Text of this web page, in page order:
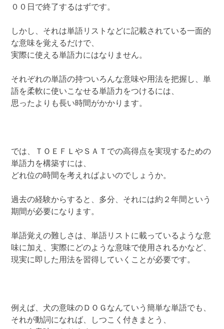
００日で終了するはずです。
しかし、それは単語リストなどに記載されている一面的
な意味を覚えるだけで、
実際に使える単語力にはなりません。
それぞれの単語の持ついろんな意味や用法を把握し、単
語を柔軟に使いこなせる単語力をつけるには、
思ったよりも長い時間がかかります。
では、ＴＯＥＦＬやＳＡＴでの高得点を実現するための
単語力を構築すには、
どれ位の時間を考えればよいのでしょうか。
過去の経験からすると、多分、それには約２年間という
期間が必要になります。
単語覚えの難しさは、単語リストに載っているような意
味に加え、実際にどのような意味で使用されるかなど、
現実に即した用法を習得していくことが必要です。
例えば、犬の意味のＤＯＧなんていう簡単な単語でも、
それが動詞になれば、しつこく付きまとう、